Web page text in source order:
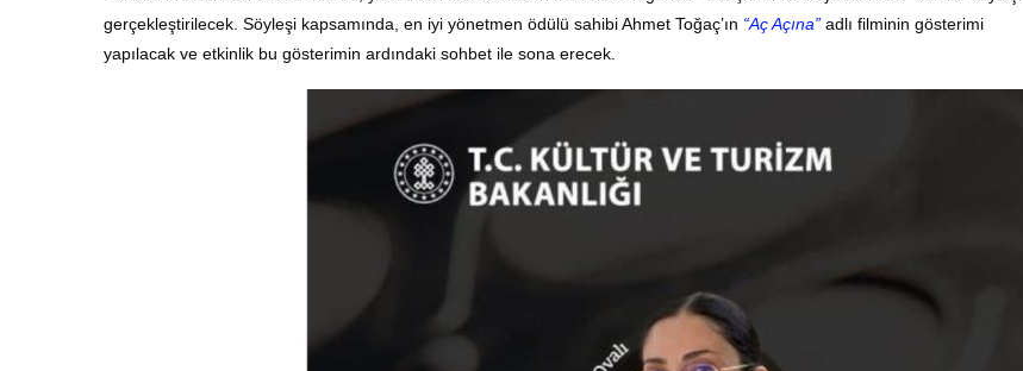
gerçekleştirilecek Söyleşi kapsamında, en iyi yönetmen ödülü sahibi Ahmet Toğaç’ın “Aç Açına” adlı filminin gösterimi
yapılacak ve etkinlik bu gösterimin ardındaki sohbet ile sona erecek